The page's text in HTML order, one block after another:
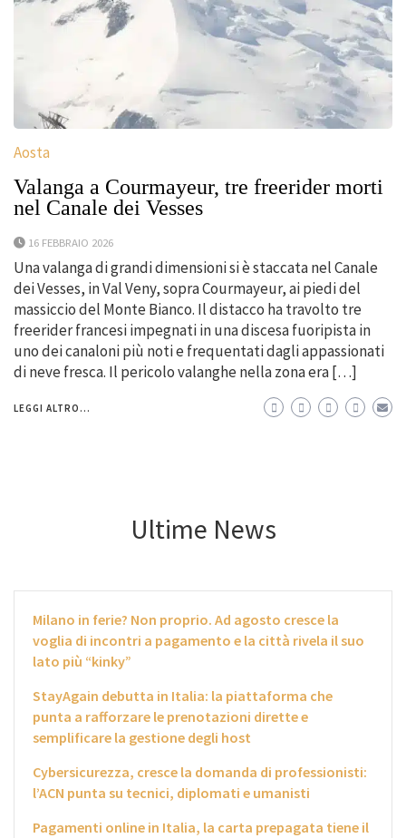
Aosta
Valanga a Courmayeur, tre freerider morti
nel Canale dei Vesses
16 FEBBRAIO 2026
Una valanga di grandi dimensioni si è staccata nel Canale
dei Vesses, in Val Veny, sopra Courmayeur, ai piedi del
massiccio del Monte Bianco. Il distacco ha travolto tre
freerider francesi impegnati in una discesa fuoripista in
uno dei canaloni più noti e frequentati dagli appassionati
di neve fresca. Il pericolo valanghe nella zona era […]
LEGGI ALTRO...
Ultime News
Milano in ferie? Non proprio. Ad agosto cresce la
voglia di incontri a pagamento e la città rivela il suo
lato più “kinky”
StayAgain debutta in Italia: la piattaforma che
punta a rafforzare le prenotazioni dirette e
semplificare la gestione degli host
Cybersicurezza, cresce la domanda di professionisti:
l’ACN punta su tecnici, diplomati e umanisti
Pagamenti online in Italia, la carta prepagata tiene il